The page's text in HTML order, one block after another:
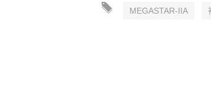
MEGASTAR-IIA